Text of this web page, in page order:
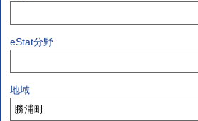
eStat分野
地域